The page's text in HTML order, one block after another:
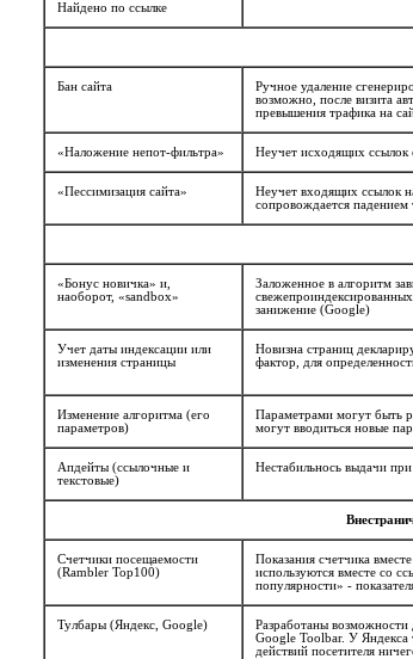
Найдено по ссылке
Бан сайта
Ручное удаление
возможно, после визита
превышения трафика на
«Наложение непот-фильтра» Неучет исходящих
«Пессимизация сайта»
Неучет входящих ссылок
сопровождается
«Бонус новичка» и,
наоборот, «sandbox»
Заложенное в алгоритм
занижение (Google)
Учет даты индексации или
изменения страницы
Новизна страниц
фактор, для
Изменение алгоритма (его
параметров)
Параметрами могут быть
могут вводиться новые
Апдейты (ссылочные и
текстовые)
Нестабильнось выдачи
Счетчики посещаемости
(Rambler Top100)
Показания счетчика
используются вместе со
популярности» -
Тулбары (Яндекс, Google)
Разработаны возможности
Google Toolbar. У Яндекса
действий посетителя